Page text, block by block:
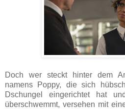
Doch wer steckt hinter dem
namens Poppy, die sich
Dschungel eingerichtet hat
überschwemmt, versehen mit